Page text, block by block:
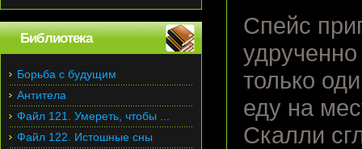
Спейс
только
еду на
Скалли
Библиотека
Борьба с будущим
Антитела
Файл 121. Умереть, чтобы ...
Файл 122. Истошные сны